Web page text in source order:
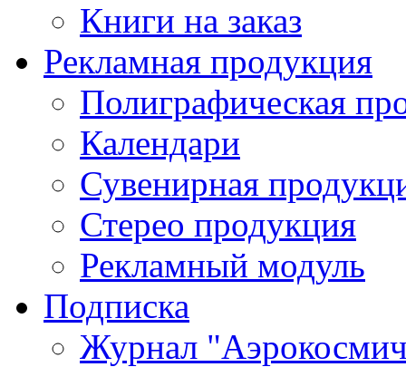
Книги на заказ
Рекламная продукция
Полиграфическая
Календари
Сувенирная
Стерео продукция
Рекламный модуль
Подписка
Журнал